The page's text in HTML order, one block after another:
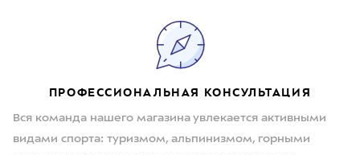
ПРОФЕССИОНАЛЬНАЯ КОНСУЛЬТАЦИЯ
Вся команда нашего магазина увлекается активными
видами спорта: туризмом, альпинизмом, горными